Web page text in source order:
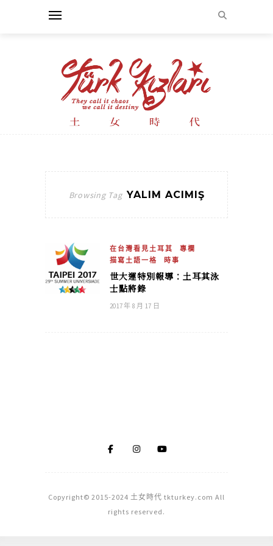
Browsing Tag YALIM ACIMIŞ
在台灣看見土耳其
專欄
描寫土語一格
時事
世大運特別報導：土耳其泳
士點將錄
2017 年 8 月 17 日
Copyright© 2015-2024 土女時代 tkturkey.com All
rights reserved.